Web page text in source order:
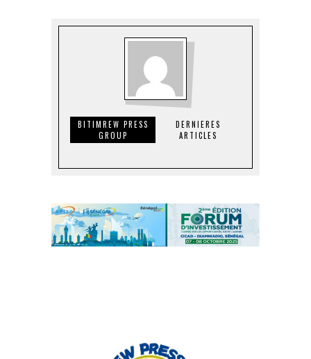
BITIMREW PRESS
GROUP
DERNIERES
ARTICLES